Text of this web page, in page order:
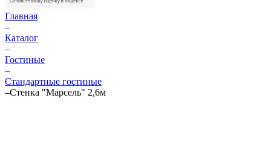
Главная
–
Каталог
–
Гостиные
–
Стандартные гостиные
–Стенка "Марсель" 2,6м